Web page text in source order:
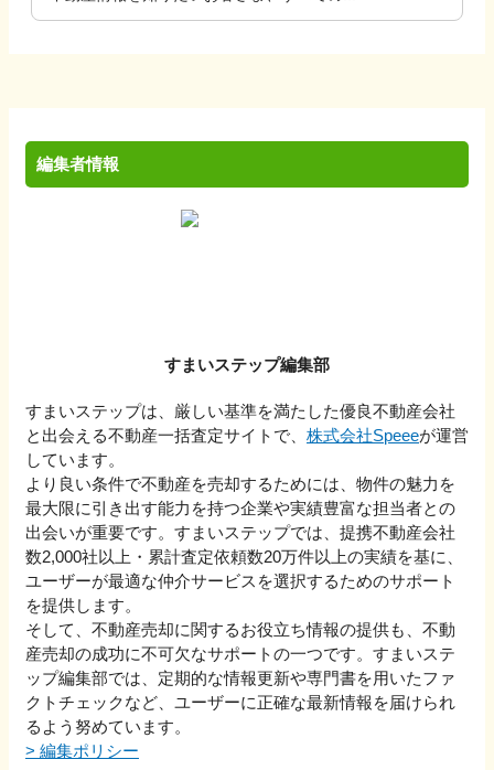
編集者情報
すまいステップ編集部
すまいステップは、厳しい基準を満たした優良不動産会社
と出会える不動産一括査定サイトで、 株式会社Speeeが運営
しています。
より良い条件で不動産を売却するためには、物件の魅力を
最大限に引き出す能力を持つ企業や実績豊富な担当者との
出会いが重要です。すまいステップでは、提携不動産会社
数2,000社以上・累計査定依頼数20万件以上の実績を基に、
ユーザーが最適な仲介サービスを選択するためのサポート
を提供します。
そして、不動産売却に関するお役立ち情報の提供も、不動
産売却の成功に不可欠なサポートの一つです。すまいステ
ップ編集部では、定期的な情報更新や専門書を用いたファ
クトチェックなど、ユーザーに正確な最新情報を届けられ
るよう努めています。
> 編集ポリシー